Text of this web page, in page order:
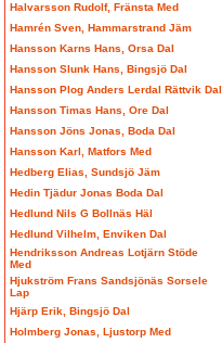
Halvarsson Rudolf, Fränsta Med
Hamrén Sven, Hammarstrand Jäm
Hansson Karns Hans, Orsa Dal
Hansson Slunk Hans, Bingsjö Dal
Hansson Plog Anders Lerdal Rättvik Dal
Hansson Timas Hans, Ore Dal
Hansson Jöns Jonas, Boda Dal
Hansson Karl, Matfors Med
Hedberg Elias, Sundsjö Jäm
Hedin Tjädur Jonas Boda Dal
Hedlund Nils G Bollnäs Häl
Hedlund Vilhelm, Enviken Dal
Hendriksson Andreas Lotjärn Stöde
Med
Hjukström Frans Sandsjönäs Sorsele
Lap
Hjärp Erik, Bingsjö Dal
Holmberg Jonas, Ljustorp Med